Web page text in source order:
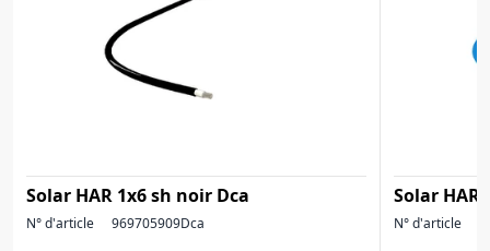
Solar HAR 1x6 sh noir Dca
N° d'article 969705909Dca
Solar HAR
N° d'article